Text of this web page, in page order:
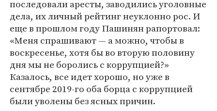
последовали аресты, заводились уголовные
дела, их личный рейтинг неуклонно рос. И
еще в прошлом году Пашинян рапортовал:
«Меня спрашивают — а можно, чтобы в
воскресенье, хотя бы во вторую половину
дня мы не боролись с коррупцией?»
Казалось, все идет хорошо, но уже в
сентябре 2019-го оба борца с коррупцией
были уволены без ясных причин.